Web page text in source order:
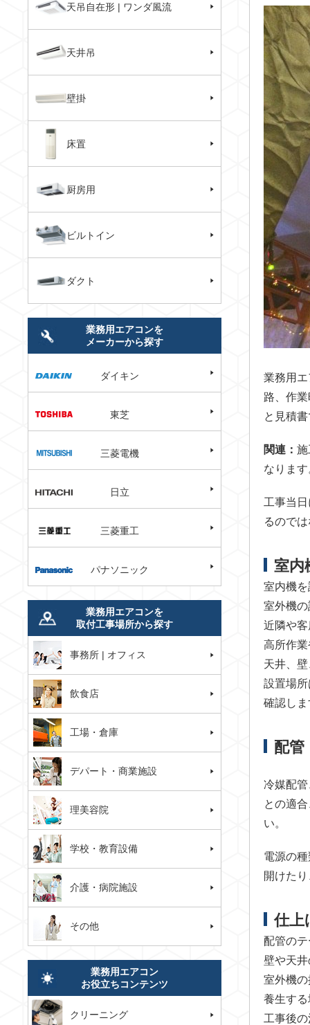
業務用
路、作
と見積
関連： 施
なります
工事当
るので
室内
室内機
室外機
近隣や
高所作
天井、
設置場
確認し
配管
冷媒配
との適
い。
電源の
開けた
仕上
配管の
壁や天
室外機
養生す
工事後
天吊自在形 | ワンダ風流
天井吊
壁掛
床置
厨房用
ビルトイン
ダクト
業務用エアコンを
メーカーから探す
ダイキン
東芝
三菱電機
日立
三菱重工
パナソニック
業務用エアコンを
取付工事場所から探す
事務所 | オフィス
飲食店
工場・倉庫
デパート・商業施設
理美容院
学校・教育設備
介護・病院施設
その他
業務用エアコン
お役立ちコンテンツ
クリーニング